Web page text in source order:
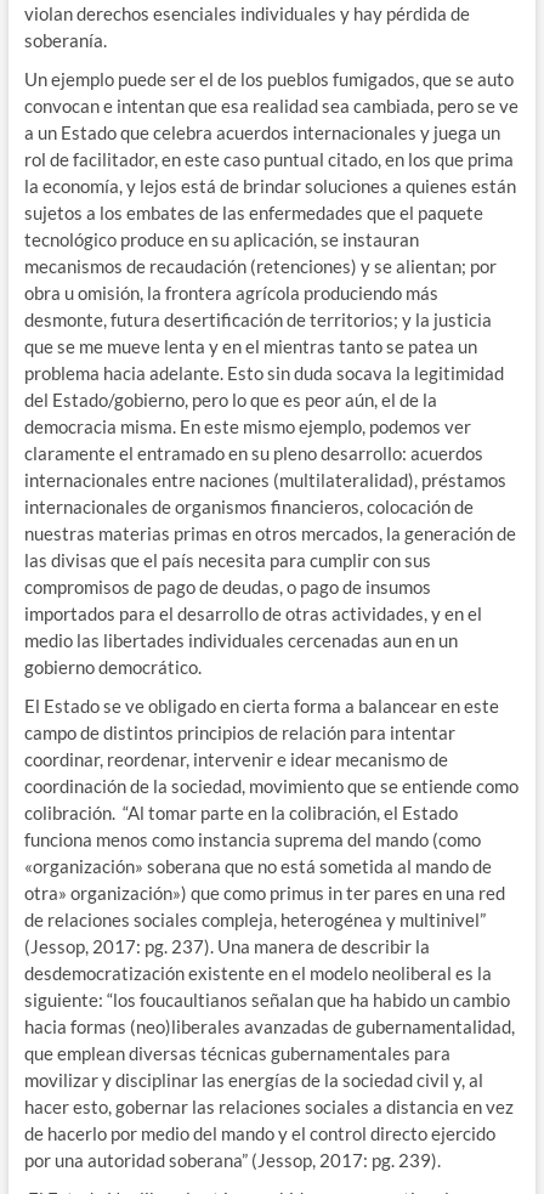
violan derechos esenciales individuales y hay pérdida de
soberanía.
Un ejemplo puede ser el de los pueblos fumigados, que se auto
convocan e intentan que esa realidad sea cambiada, pero se ve
a un Estado que celebra acuerdos internacionales y juega un
rol de facilitador, en este caso puntual citado, en los que prima
la economía, y lejos está de brindar soluciones a quienes están
sujetos a los embates de las enfermedades que el paquete
tecnológico produce en su aplicación, se instauran
mecanismos de recaudación (retenciones) y se alientan; por
obra u omisión, la frontera agrícola produciendo más
desmonte, futura desertificación de territorios; y la justicia
que se me mueve lenta y en el mientras tanto se patea un
problema hacia adelante. Esto sin duda socava la legitimidad
del Estado/gobierno, pero lo que es peor aún, el de la
democracia misma. En este mismo ejemplo, podemos ver
claramente el entramado en su pleno desarrollo: acuerdos
internacionales entre naciones (multilateralidad), préstamos
internacionales de organismos financieros, colocación de
nuestras materias primas en otros mercados, la generación de
las divisas que el país necesita para cumplir con sus
compromisos de pago de deudas, o pago de insumos
importados para el desarrollo de otras actividades, y en el
medio las libertades individuales cercenadas aun en un
gobierno democrático.
El Estado se ve obligado en cierta forma a balancear en este
campo de distintos principios de relación para intentar
coordinar, reordenar, intervenir e idear mecanismo de
coordinación de la sociedad, movimiento que se entiende como
colibración. “Al tomar parte en la colibración, el Estado
funciona menos como instancia suprema del mando (como
«organización» soberana que no está sometida al mando de
otra» organización») que como primus in ter pares en una red
de relaciones sociales compleja, heterogénea y multinivel”
(Jessop, 2017: pg. 237). Una manera de describir la
desdemocratización existente en el modelo neoliberal es la
siguiente: “los foucaultianos señalan que ha habido un cambio
hacia formas (neo)liberales avanzadas de gubernamentalidad,
que emplean diversas técnicas gubernamentales para
movilizar y disciplinar las energías de la sociedad civil y, al
hacer esto, gobernar las relaciones sociales a distancia en vez
de hacerlo por medio del mando y el control directo ejercido
por una autoridad soberana” (Jessop, 2017: pg. 239).